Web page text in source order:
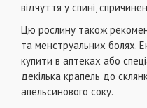
відчуття у спині,
Цю рослину також
та менструальних болях.
купити в аптеках або
декілька крапель до
апельсинового соку.